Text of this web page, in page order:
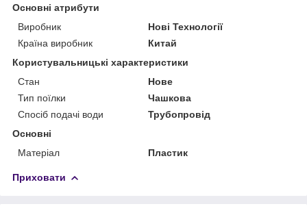
Основні атрибути
Виробник
Нові Технології
Країна виробник
Китай
Користувальницькі характеристики
Стан
Нове
Тип поїлки
Чашкова
Спосіб подачі води
Трубопровід
Основні
Матеріал
Пластик
Приховати